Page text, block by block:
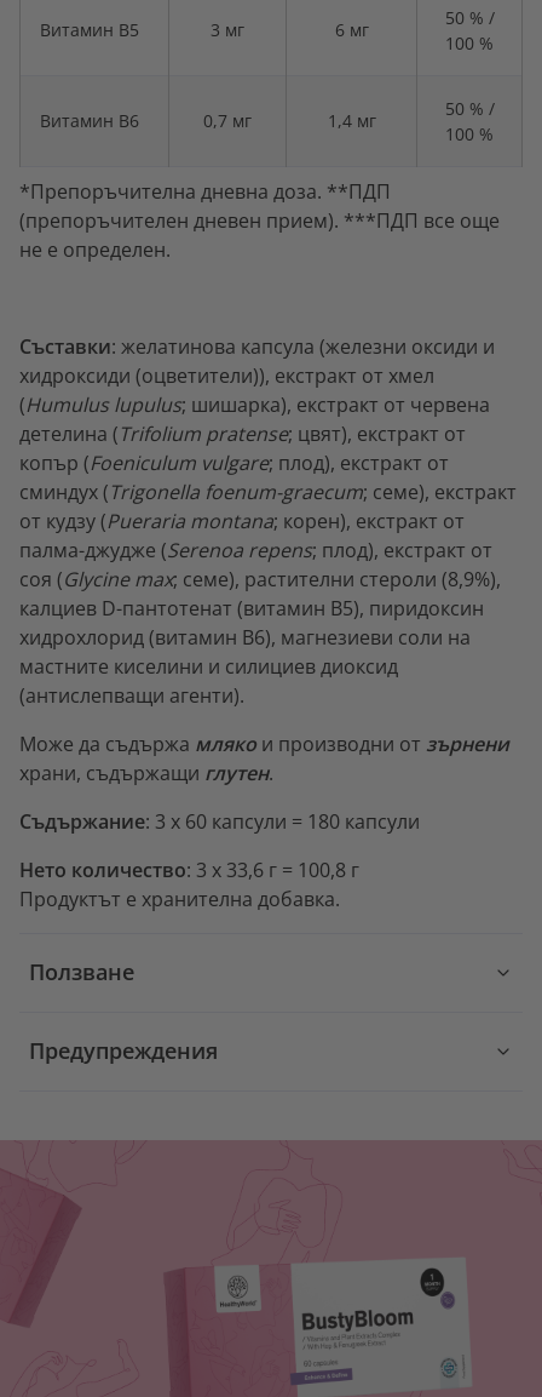
Витамин B5 3 мг 6 мг
50 % /
100 %
Витамин B6 0,7 мг 1,4 мг
50 % /
100 %
*Препоръчителна дневна доза. **ПДП
(препоръчителен дневен прием). ***ПДП все още
не е определен.
Съставки: желатинова капсула (железни оксиди и
хидроксиди (оцветители)), екстракт от хмел
(Humulus lupulus; шишарка), екстракт от червена
детелина (Trifolium pratense; цвят), екстракт от
копър (Foeniculum vulgare; плод), екстракт от
сминдух (Trigonella foenum-graecum; семе), екстракт
от кудзу (Pueraria montana; корен), екстракт от
палма-джудже (Serenoa repens; плод), екстракт от
соя (Glycine max; семе), растителни стероли (8,9%),
калциев D-пантотенат (витамин B5), пиридоксин
хидрохлорид (витамин B6), магнезиеви соли на
мастните киселини и силициев диоксид
(антислепващи агенти).
Може да съдържа мляко и производни от зърнени
храни, съдържащи глутен.
Съдържание: 3 x 60 капсули = 180 капсули
Нето количество: 3 x 33,6 г = 100,8 г
Продуктът е хранителна добавка.
Ползване
Предупреждения